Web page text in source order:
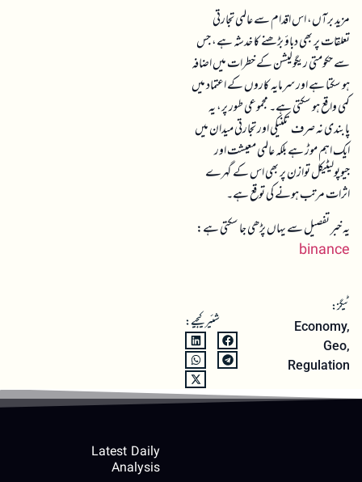
مزید برآں، اس اقدام سے عالمی تجارتی
تعلقات پر بھی دباؤ بڑھنے کا خدشہ ہے، جس
سے حکومتی ریگولیشن کے خطرات میں اضافہ
ہو سکتا ہے اور سرمایہ کاروں کے اعتماد میں
کمی واقع ہو سکتی ہے۔ مجموعی طور پر، یہ
پابندی نہ صرف تکنیکی اور تجارتی میدان میں
ایک اہم موڑ ہے بلکہ عالمی معیشت اور
جیوپولیٹیکل توازن پر بھی اس کے گہرے
اثرات مرتب ہونے کی توقع ہے۔
یہ خبر تفصیل سے یہاں پڑھی جا سکتی ہے:
binance
ٹیگز:
Economy,
Geo,
Regulation
شئیر کیجیے:
Latest Daily
Analysis